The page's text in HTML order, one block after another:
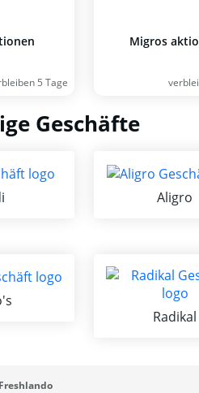
5 Tage
Migros
Geschäfte
Aligro
Radikal